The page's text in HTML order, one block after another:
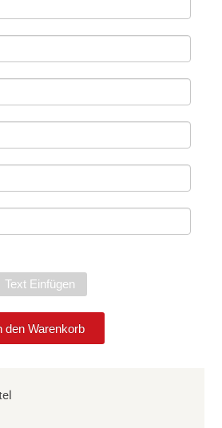
Text Einfügen
den Warenkorb